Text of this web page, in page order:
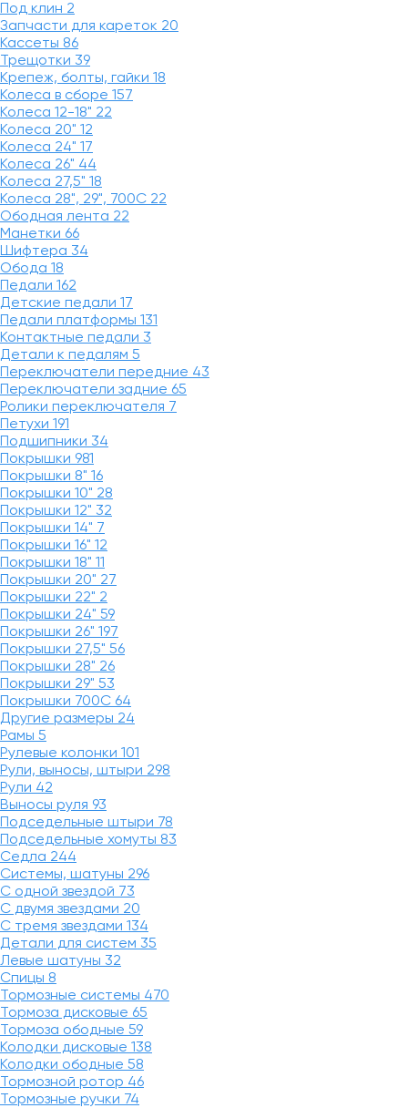
Под клин 2
Запчасти для кареток 20
Кассеты 86
Трещотки 39
Крепеж, болты, гайки 18
Колеса в сборе 157
Колеса 12-18" 22
Колеса 20" 12
Колеса 24" 17
Колеса 26" 44
Колеса 27,5" 18
Колеса 28", 29", 700С 22
Ободная лента 22
Манетки 66
Шифтера 34
Обода 18
Педали 162
Детские педали 17
Педали платформы 131
Контактные педали 3
Детали к педалям 5
Переключатели передние 43
Переключатели задние 65
Ролики переключателя 7
Петухи 191
Подшипники 34
Покрышки 981
Покрышки 8" 16
Покрышки 10" 28
Покрышки 12" 32
Покрышки 14" 7
Покрышки 16" 12
Покрышки 18" 11
Покрышки 20" 27
Покрышки 22" 2
Покрышки 24" 59
Покрышки 26" 197
Покрышки 27,5" 56
Покрышки 28" 26
Покрышки 29" 53
Покрышки 700C 64
Другие размеры 24
Рамы 5
Рулевые колонки 101
Рули, выносы, штыри 298
Рули 42
Выносы руля 93
Подседельные штыри 78
Подседельные хомуты 83
Седла 244
Системы, шатуны 296
С одной звездой 73
С двумя звездами 20
С тремя звездами 134
Детали для систем 35
Левые шатуны 32
Спицы 8
Тормозные системы 470
Тормоза дисковые 65
Тормоза ободные 59
Колодки дисковые 138
Колодки ободные 58
Тормозной ротор 46
Тормозные ручки 74